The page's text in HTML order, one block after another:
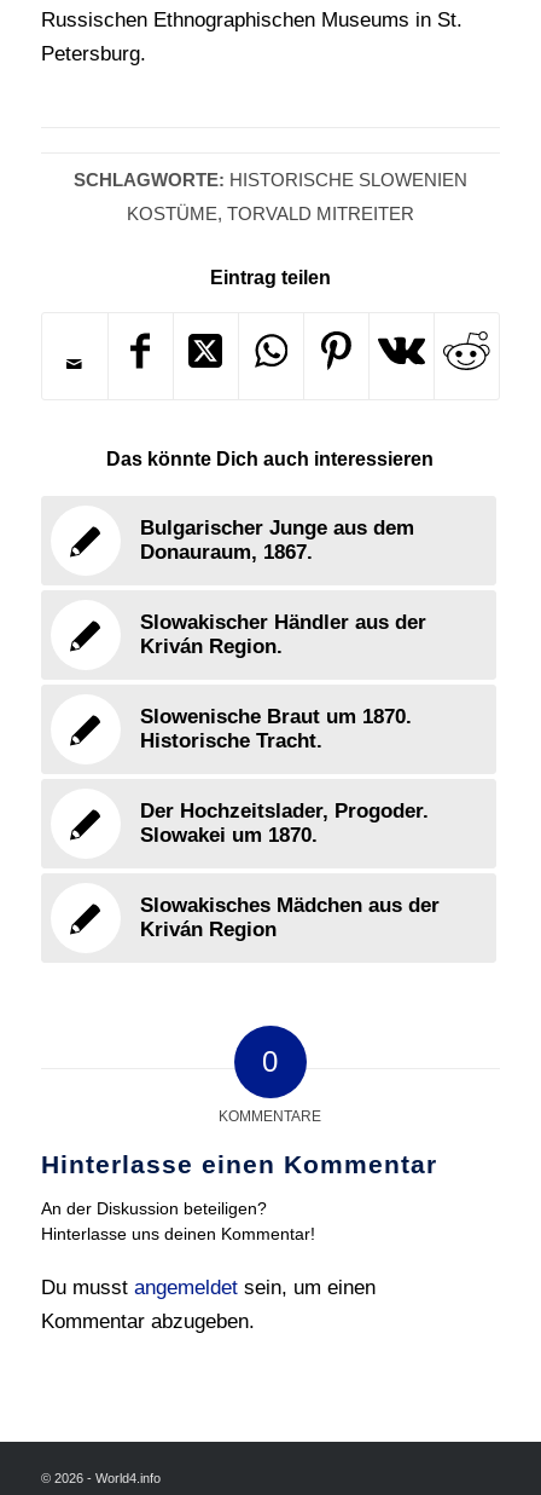
Russischen Ethnographischen Museums in St.
Petersburg.
SCHLAGWORTE: HISTORISCHE SLOWENIEN
KOSTÜME, TORVALD MITREITER
Eintrag teilen
Das könnte Dich auch interessieren
Bulgarischer Junge aus dem
Donauraum, 1867.
Slowakischer Händler aus der
Kriván Region.
Slowenische Braut um 1870.
Historische Tracht.
Der Hochzeitslader, Progoder.
Slowakei um 1870.
Slowakisches Mädchen aus der
Kriván Region
0
KOMMENTARE
Hinterlasse einen Kommentar
An der Diskussion beteiligen?
Hinterlasse uns deinen Kommentar!
Du musst angemeldetsein, um einen
Kommentar abzugeben.
© 2026 - World4.info